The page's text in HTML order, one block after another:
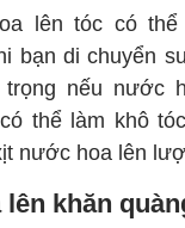
lên tóc có
bạn di chuyển
trọng nếu nước
thể làm khô
nước hoa lên
khăn